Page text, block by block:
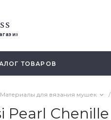
ТОВАРОВ
Материалы для вязания мушек /
Pearl Chenille